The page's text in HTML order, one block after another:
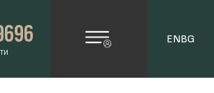
ENBG